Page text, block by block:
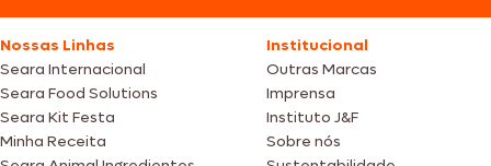
Nossas Linhas
Seara Internacional
Seara Food Solutions
Seara Kit Festa
Minha Receita
Institucional
Outras Marcas
Imprensa
Instituto J&F
Sobre nós